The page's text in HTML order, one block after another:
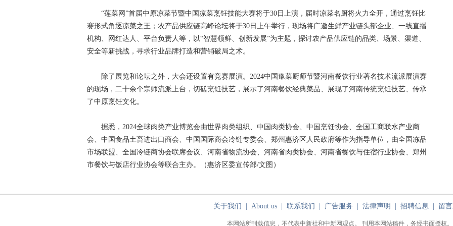
“莲菜网”首届中原凉菜节暨中国凉菜烹饪技能大赛将于30日上演，届时凉菜名厨将火力全开，通过烹饪比
赛形式角逐凉菜之王；农产品供应链高峰论坛将于30日上午举行，现场将广邀生鲜产业链头部企业、一线直播
机构、网红达人、平台负责人等，以“智慧领鲜、创新发展”为主题，探讨农产品供应链的品类、场景、渠道、
安全等新挑战，寻求行业品牌打造和营销破局之术。
除了展览和论坛之外，大会还设置有竞赛展演。2024中国豫菜厨师节暨河南餐饮行业著名技术流派展演赛
的现场，二十余个宗师流派上台，切磋烹饪技艺，展示了河南餐饮经典菜品、展现了河南传统烹饪技艺、传承
了中原烹饪文化。
据悉，2024全球肉类产业博览会由世界肉类组织、中国肉类协会、中国烹饪协会、全国工商联水产业商
会、中国食品土畜进出口商会、中国国际商会冷链专委会、郑州惠济区人民政府等作为指导单位，由全国冻品
市场联盟、全国冷链商协会联席会议、河南省物流协会、河南省肉类协会、河南省餐饮与住宿行业协会、郑州
市餐饮与饭店行业协会等联合主办。（惠济区委宣传部/文图）
关于我们 About us| 联系我们 广告服务 法律声明 招聘信息 留
本网站所刊载信息，不代表中新社和中新网观点。 刊用本网站稿件，务经书面授权。